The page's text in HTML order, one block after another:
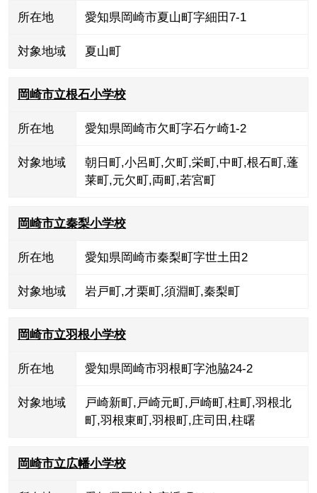
所在地 愛知県岡崎市夏山町字細田7-1
対象地域 夏山町
岡崎市立根石小学校
所在地 愛知県岡崎市欠町字石ケ崎1-2
対象地域 朝日町,小呂町,欠町,栄町,中町,根石町,蓬
莱町,元欠町,両町,若宮町
岡崎市立秦梨小学校
所在地 愛知県岡崎市秦梨町字世土田2
対象地域 岩戸町,才栗町,須淵町,秦梨町
岡崎市立羽根小学校
所在地 愛知県岡崎市羽根町字池脇24-2
対象地域 戸崎新町, 戸崎元町, 戸崎町,柱町,羽根北
町,羽根東町,羽根町,庄司田 ,柱曙
岡崎市立広幡小学校